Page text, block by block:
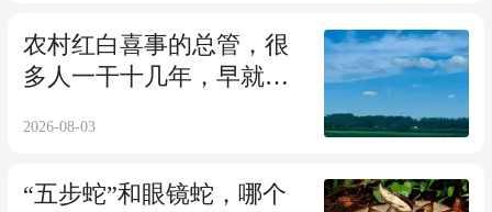
农村红白喜事的总管，很
多人一干十几年，早就不
担子
2026-08-03
“五步蛇”和眼镜蛇，哪个